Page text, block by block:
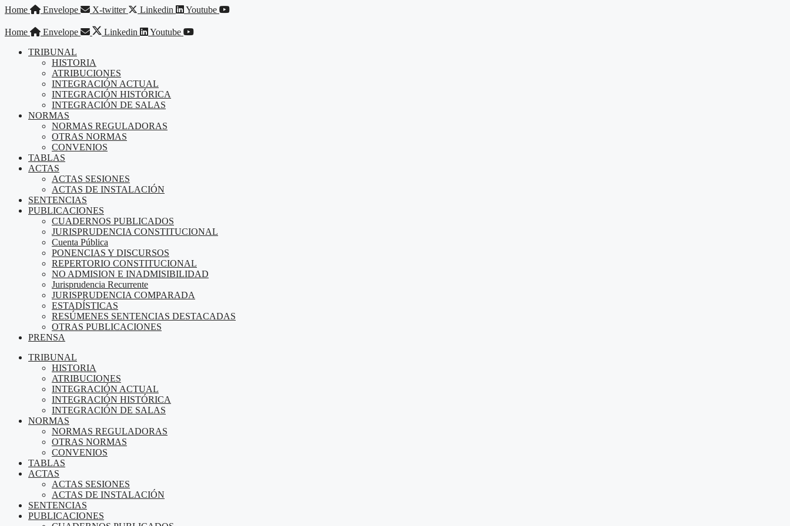
Saltar
contenido
Home Envelope X-twitter Linkedin Youtube
Home Envelope Linkedin
Youtube
TRIBUNAL
HISTORIA
ATRIBUCIONES
INTEGRACIÓN ACTUAL
INTEGRACIÓN HISTÓRICA
INTEGRACIÓN DE SALAS
NORMAS
NORMAS REGULADORAS
OTRAS NORMAS
CONVENIOS
TABLAS
ACTAS
ACTAS SESIONES
ACTAS DE INSTALACIÓN
SENTENCIAS
PUBLICACIONES
CUADERNOS PUBLICADOS
JURISPRUDENCIA CONSTITUCIONAL
Cuenta Pública
PONENCIAS Y DISCURSOS
REPERTORIO CONSTITUCIONAL
NO ADMISION E INADMISIBILIDAD
Jurisprudencia Recurrente
JURISPRUDENCIA COMPARADA
ESTADÍSTICAS
RESÚMENES SENTENCIAS DESTACADAS
OTRAS PUBLICACIONES
PRENSA
TRIBUNAL
HISTORIA
ATRIBUCIONES
INTEGRACIÓN ACTUAL
INTEGRACIÓN HISTÓRICA
INTEGRACIÓN DE SALAS
NORMAS
NORMAS REGULADORAS
OTRAS NORMAS
CONVENIOS
TABLAS
ACTAS
ACTAS SESIONES
ACTAS DE INSTALACIÓN
SENTENCIAS
PUBLICACIONES